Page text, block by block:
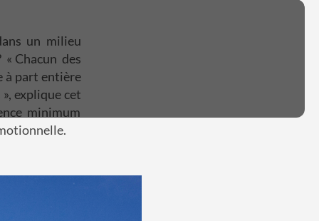
un milieu
Chacun des
à part entière
explique cet
minimum